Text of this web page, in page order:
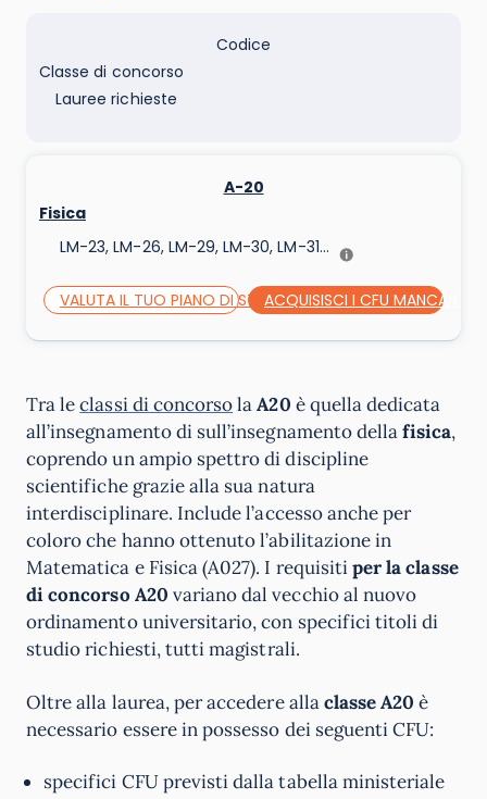
Codice
Classe di concorso
Lauree richieste
A-20
Fisica
LM-23, LM-26, LM-29, LM-30, LM-31...
VALUTA IL TUO PIANO DI STUDIACQUISISCI I CFU MANCANTI
Tra leclassi di concorsolaA20 è quella dedicata
all’insegnamento di sull’insegnamento dellafisica,
coprendo un ampio spettro di discipline
scientifiche grazie alla sua natura
interdisciplinare. Include l’accesso anche per
coloro che hanno ottenuto l’abilitazione in
Matematica e Fisica (A027). I requisitiper la classe
di concorso A20 variano dal vecchio al nuovo
ordinamento universitario, con specifici titoli di
studio richiesti, tutti magistrali.
Oltre alla laurea, per accedere allaclasse A20 è
necessario essere in possesso dei seguenti CFU:
specifici CFU previsti dalla tabella ministeriale